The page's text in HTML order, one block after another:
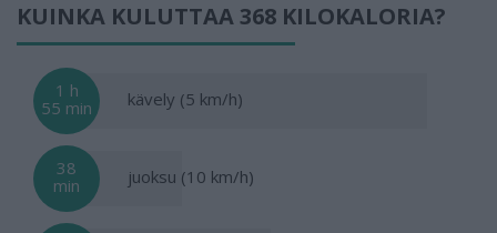
KUINKA KULUTTAA 368 KILOKALORIA?
1 h
55 min
kävely (5 km/h)
38
min
juoksu (10 km/h)